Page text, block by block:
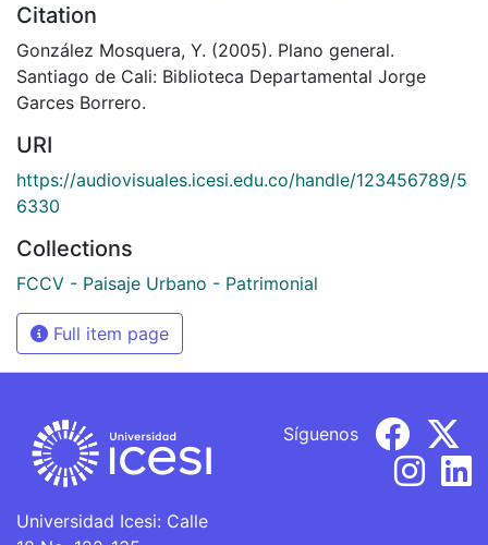
Citation
González Mosquera, Y. (2005). Plano general.
Santiago de Cali: Biblioteca Departamental Jorge
Garces Borrero.
URI
https://audiovisuales.icesi.edu.co/handle/123456789/5
6330
Collections
FCCV - Paisaje Urbano - Patrimonial
Full item page
Universidad Icesi: Calle
Síguenos